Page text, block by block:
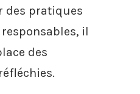
des pratiques
il
des